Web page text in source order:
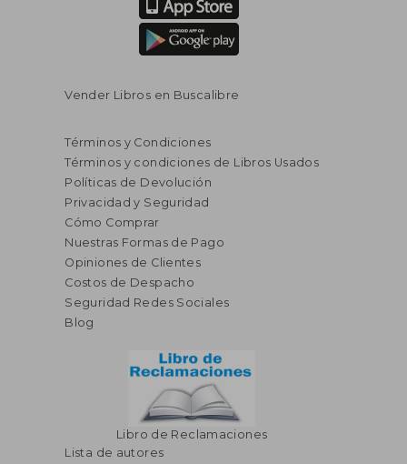
35% S/ 39,90
S/ 25,94
Vender Libros en Buscalibre
Términos y Condiciones
Términos y condiciones de Libros Usados
Políticas de Devolución
Privacidad y Seguridad
Cómo Comprar
Nuestras Formas de Pago
Opiniones de Clientes
Costos de Despacho
Seguridad Redes Sociales
Blog
Libro de Reclamaciones
Lista de autores